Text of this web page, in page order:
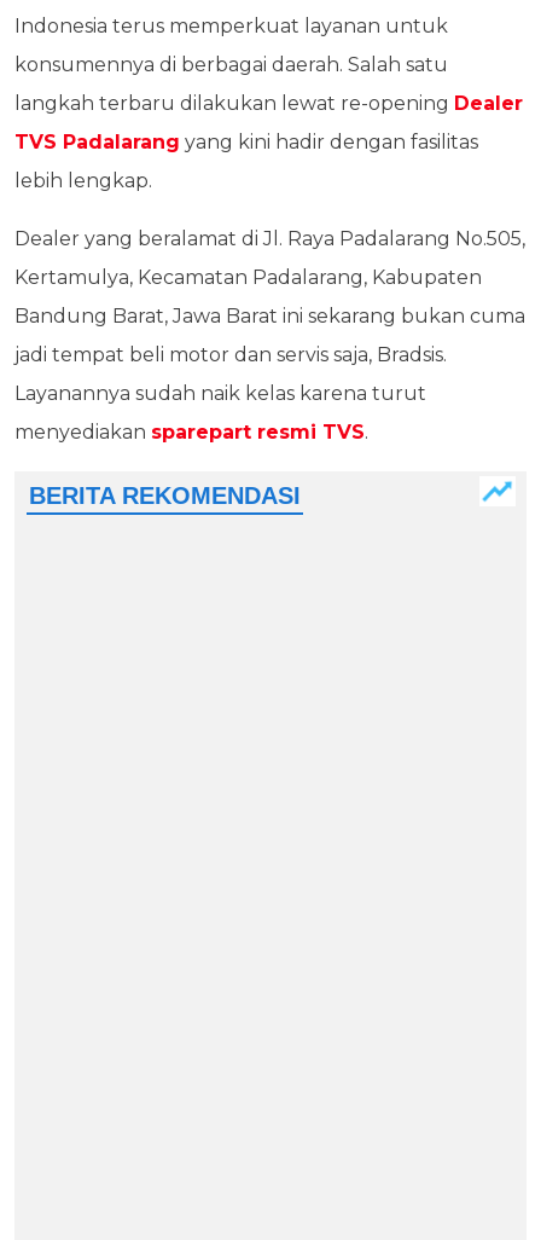
Indonesia terus memperkuat layanan untuk
konsumennya di berbagai daerah. Salah satu
langkah terbaru dilakukan lewat re-opening Dealer
TVS Padalarang yang kini hadir dengan fasilitas
lebih lengkap.
Dealer yang beralamat di Jl. Raya Padalarang No.505,
Kertamulya, Kecamatan Padalarang, Kabupaten
Bandung Barat, Jawa Barat ini sekarang bukan cuma
jadi tempat beli motor dan servis saja, Bradsis.
Layanannya sudah naik kelas karena turut
menyediakan sparepart resmi TVS.